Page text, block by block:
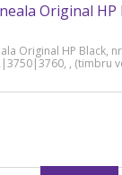
Original HP
Original HP Black,
, (timbru